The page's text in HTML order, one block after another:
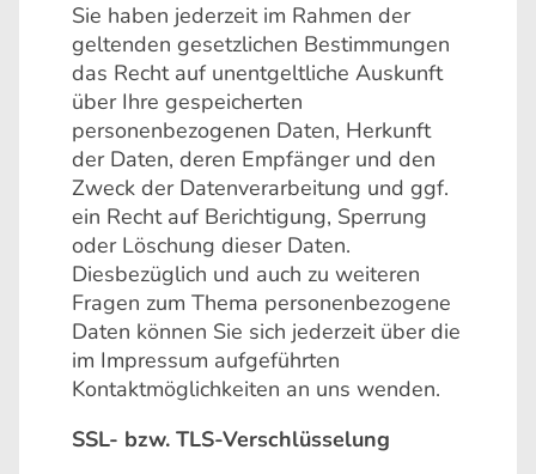
Sie haben jederzeit im Rahmen der
geltenden gesetzlichen Bestimmungen
das Recht auf unentgeltliche Auskunft
über Ihre gespeicherten
personenbezogenen Daten, Herkunft
der Daten, deren Empfänger und den
Zweck der Datenverarbeitung und ggf.
ein Recht auf Berichtigung, Sperrung
oder Löschung dieser Daten.
Diesbezüglich und auch zu weiteren
Fragen zum Thema personenbezogene
Daten können Sie sich jederzeit über die
im Impressum aufgeführten
Kontaktmöglichkeiten an uns wenden.
SSL- bzw. TLS-Verschlüsselung